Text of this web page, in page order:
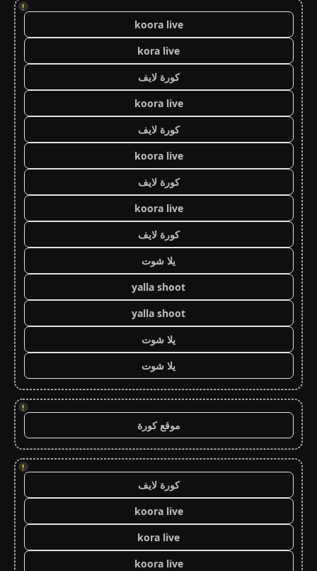
!
koora live
kora live
كورة لايف
koora live
كورة لايف
koora live
كورة لايف
koora live
كورة لايف
يلا شوت
yalla shoot
yalla shoot
يلا شوت
يلا شوت
!
موقع كورة
!
كورة لايف
koora live
kora live
koora live